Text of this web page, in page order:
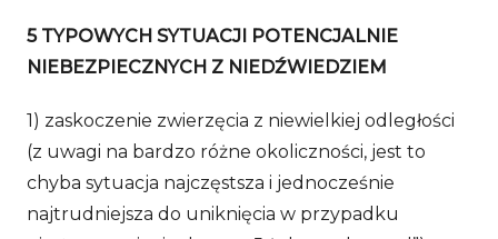
5 TYPOWYCH SYTUACJI POTENCJALNIE
NIEBEZPIECZNYCH Z NIEDŹWIEDZIEM
1) zaskoczenie zwierzęcia z niewielkiej odległości
(z uwagi na bardzo różne okoliczności, jest to
chyba sytuacja najczęstsza i jednocześnie
najtrudniejsza do uniknięcia w przypadku